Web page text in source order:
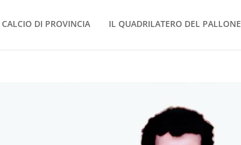
CALCIO DI PROVINCIA IL QUADRILATERO DEL PALLONE